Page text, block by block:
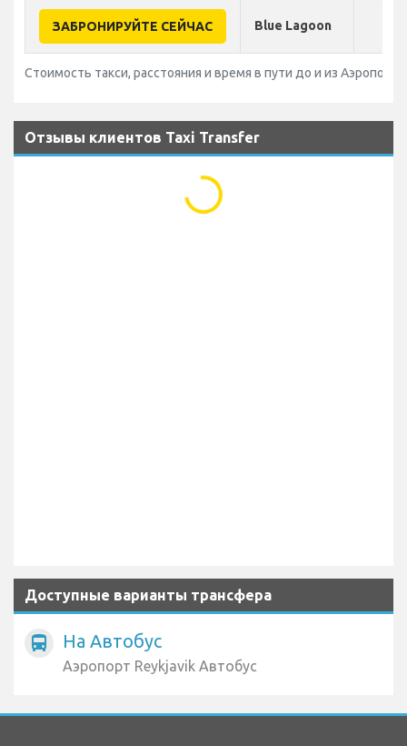
ЗАБРОНИРУЙТЕ СЕЙЧАС Blue Lagoon
Стоимость такси, расстояния и время в пути до и из Аэропорт
Отзывы клиентов Taxi Transfer
Доступные варианты трансфера
directions_bus На Автобус
Аэропорт Reykjavik Автобус